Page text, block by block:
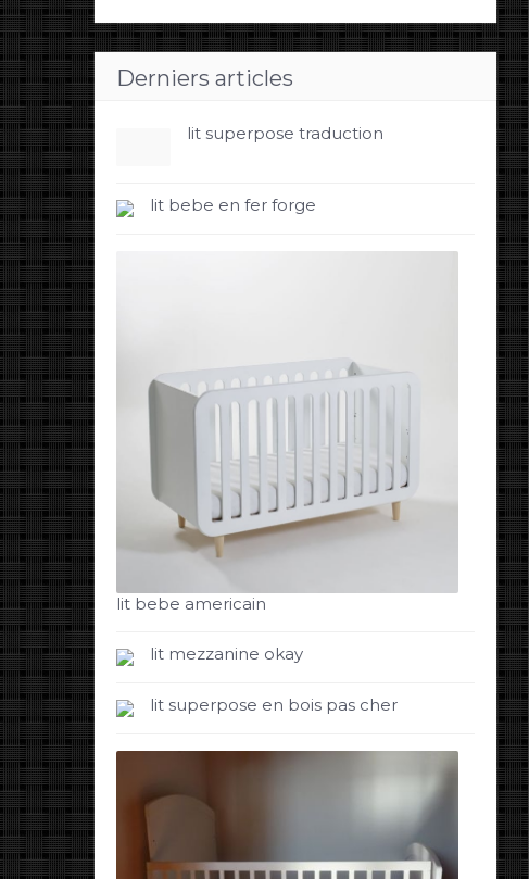
Derniers articles
lit superpose traduction
lit bebe en fer forge
lit bebe americain
lit mezzanine okay
lit superpose en bois pas cher